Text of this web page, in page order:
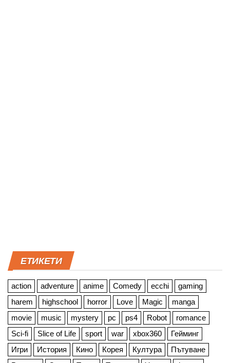
ЕТИКЕТИ
action adventure anime Comedy ecchi
gaming
harem
highschool horror Love Magic
manga
movie
music mystery pc ps4 Robot
romance
Sci-fi
Slice of Life sport war xbox360
Гейминг
Игри
История Кино Корея Култура
Пътуване